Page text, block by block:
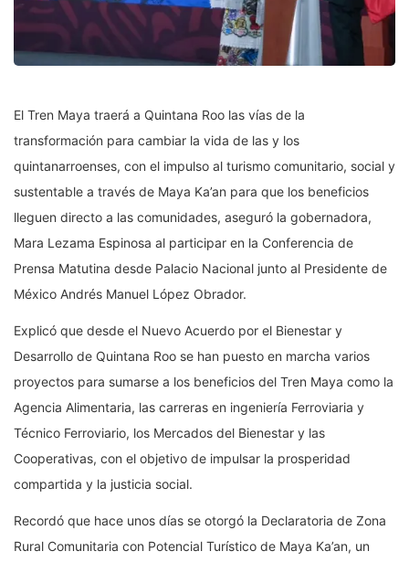
El Tren Maya traerá a Quintana Roo las vías de la
transformación para cambiar la vida de las y los
quintanarroenses, con el impulso al turismo comunitario, social y
sustentable a través de Maya Ka’an para que los beneficios
lleguen directo a las comunidades, aseguró la gobernadora,
Mara Lezama Espinosa al participar en la Conferencia de
Prensa Matutina desde Palacio Nacional junto al Presidente de
México Andrés Manuel López Obrador.
Explicó que desde el Nuevo Acuerdo por el Bienestar y
Desarrollo de Quintana Roo se han puesto en marcha varios
proyectos para sumarse a los beneficios del Tren Maya como la
Agencia Alimentaria, las carreras en ingeniería Ferroviaria y
Técnico Ferroviario, los Mercados del Bienestar y las
Cooperativas, con el objetivo de impulsar la prosperidad
compartida y la justicia social.
Recordó que hace unos días se otorgó la Declaratoria de Zona
Rural Comunitaria con Potencial Turístico de Maya Ka’an, un